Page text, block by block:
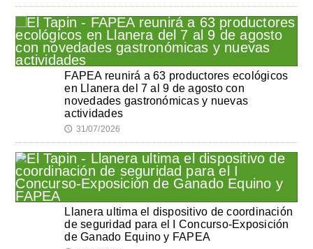
FAPEA reunirá a 63 productores ecológicos
en Llanera del 7 al 9 de agosto con
novedades gastronómicas y nuevas
actividades
🕔 31/07/2026
Llanera ultima el dispositivo de coordinación
de seguridad para el I Concurso-Exposición
de Ganado Equino y FAPEA